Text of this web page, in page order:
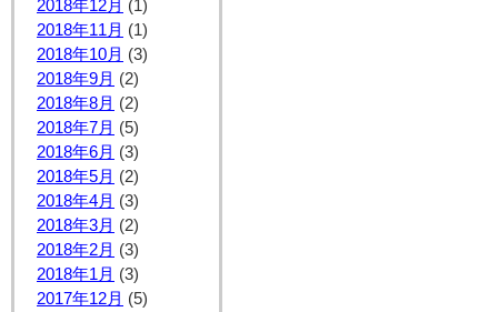
2018年12月 (1)
2018年11月 (1)
2018年10月 (3)
2018年9月 (2)
2018年8月 (2)
2018年7月 (5)
2018年6月 (3)
2018年5月 (2)
2018年4月 (3)
2018年3月 (2)
2018年2月 (3)
2018年1月 (3)
2017年12月 (5)